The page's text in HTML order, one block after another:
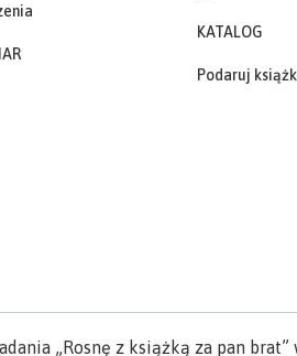
KATALOG
Podaruj
„Rosnę z książką za pan